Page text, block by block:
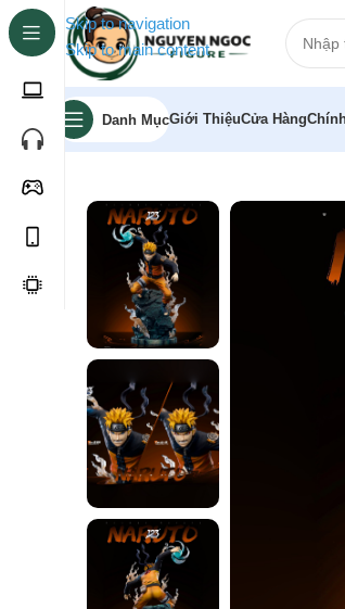
Skip to navigation
Skip to main content
Danh MụcGiới ThiệuCửa Hàng
Trang chủ»